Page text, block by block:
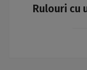
Rulouri cu